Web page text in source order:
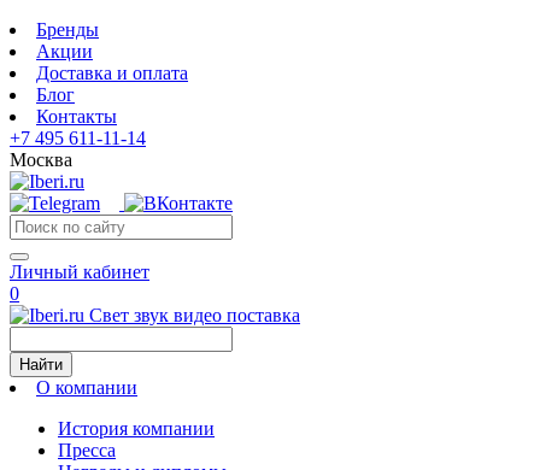
Бренды
Акции
Доставка и оплата
Блог
Контакты
+7 495 611-11-14
Москва
Личный кабинет
0
Свет звук видео поставка
Найти
О компании
История компании
Пресса